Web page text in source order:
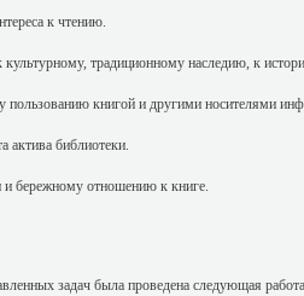
к чтению.
традиционному наследию, к
книгой и другими носителями
библиотеки.
и бережному
задач была проведена следующая